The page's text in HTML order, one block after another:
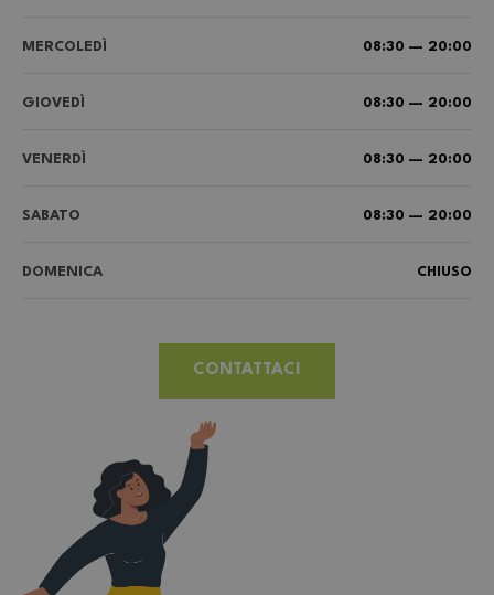
MERCOLEDÌ 08:30 — 20:00
GIOVEDÌ 08:30 — 20:00
VENERDÌ 08:30 — 20:00
SABATO 08:30 — 20:00
DOMENICA CHIUSO
CONTATTACI